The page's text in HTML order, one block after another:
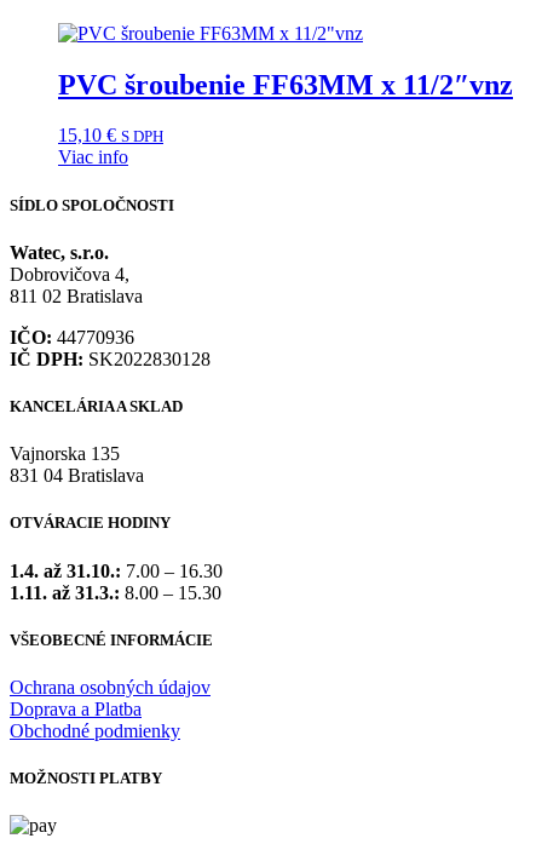
PVC šroubenie FF63MM x 11/2″vnz
15,10 € S DPH
Viac info
SÍDLO SPOLOČNOSTI
Watec, s.r.o.
Dobrovičova 4,
811 02 Bratislava
IČO: 44770936
IČ DPH: SK2022830128
KANCELÁRIA A SKLAD
Vajnorska 135
831 04 Bratislava
OTVÁRACIE HODINY
1.4. až 31.10.: 7.00 – 16.30
1.11. až 31.3.: 8.00 – 15.30
VŠEOBECNÉ INFORMÁCIE
Ochrana osobných údajov
Doprava a Platba
Obchodné podmienky
MOŽNOSTI PLATBY